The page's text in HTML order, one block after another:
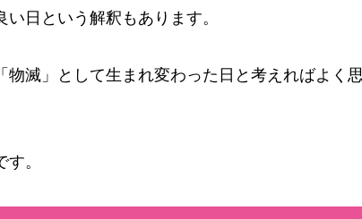
日という解釈もあります。
物滅」として生まれ変わった日と考えればよく
。